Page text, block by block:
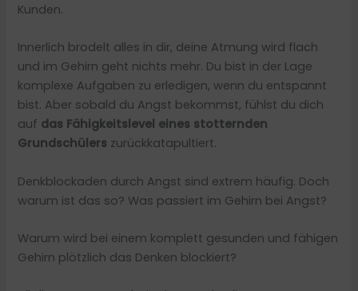
Kunden.
Innerlich brodelt alles in dir, deine Atmung wird flach
und im Gehirn geht nichts mehr. Du bist in der Lage
komplexe Aufgaben zu erledigen, wenn du entspannt
bist. Aber sobald du Angst bekommst, fühlst du dich
auf das Fähigkeitslevel eines stotternden
Grundschülers zurückkatapultiert.
Denkblockaden durch Angst sind extrem häufig. Doch
warum ist das so? Was passiert im Gehirn bei Angst?
Warum wird bei einem komplett gesunden und fähigen
Gehirn plötzlich das Denken blockiert?